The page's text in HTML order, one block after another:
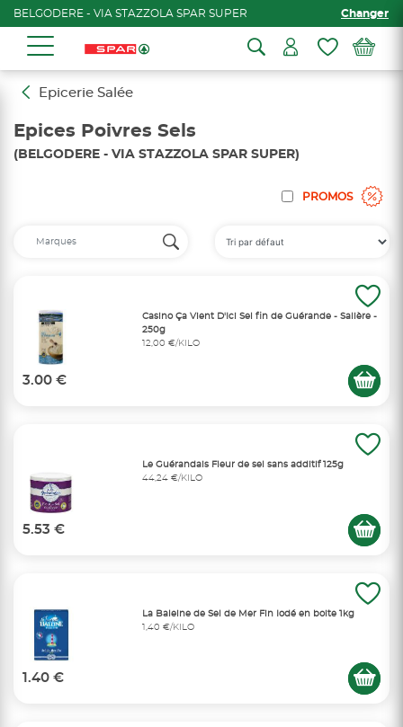
BELGODERE - VIA STAZZOLA SPAR SUPER Changer
Epicerie Salée
Epices Poivres Sels
(BELGODERE - VIA STAZZOLA SPAR SUPER)
PROMOS
Casino Ça Vient D'Ici Sel fin de Guérande - Salière -
250g
12,00 €/KILO
3.00 €
Le Guérandais Fleur de sel sans additif 125g
44,24 €/KILO
5.53 €
La Baleine de Sel de Mer Fin Iodé en boite 1kg
1,40 €/KILO
1.40 €